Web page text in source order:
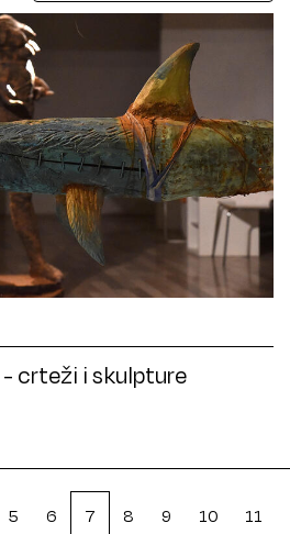
crteži i skulpture
5 6 7 8 9 10 11